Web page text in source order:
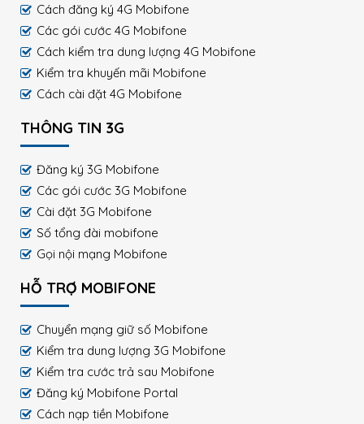
Cách đăng ký 4G Mobifone
Các gói cước 4G Mobifone
Cách kiểm tra dung lượng 4G Mobifone
Kiểm tra khuyến mãi Mobifone
Cách cài đặt 4G Mobifone
THÔNG TIN 3G
Đăng ký 3G Mobifone
Các gói cước 3G Mobifone
Cài đặt 3G Mobifone
Số tổng đài mobifone
Gọi nội mạng Mobifone
HỖ TRỢ MOBIFONE
Chuyển mạng giữ số Mobifone
Kiểm tra dung lượng 3G Mobifone
Kiểm tra cước trả sau Mobifone
Đăng ký Mobifone Portal
Cách nạp tiền Mobifone